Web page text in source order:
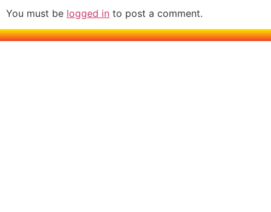
You must be logged in to post a comment.